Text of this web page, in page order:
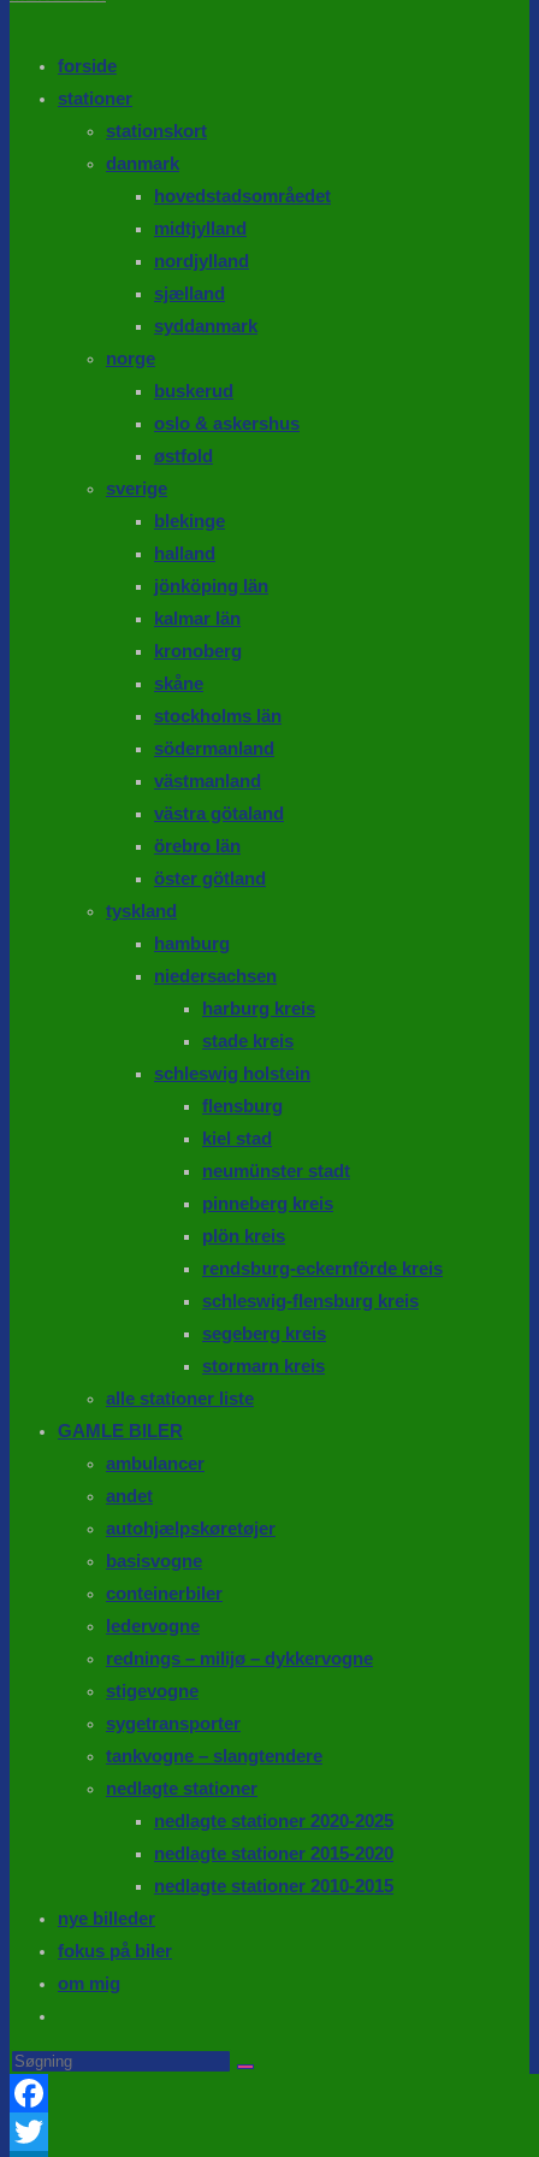
forside
stationer
stationskort
danmark
hovedstadsområedet
midtjylland
nordjylland
sjælland
syddanmark
norge
buskerud
oslo & askershus
østfold
sverige
blekinge
halland
jönköping län
kalmar län
kronoberg
skåne
stockholms län
södermanland
västmanland
västra götaland
örebro län
öster götland
tyskland
hamburg
niedersachsen
harburg kreis
stade kreis
schleswig holstein
flensburg
kiel stad
neumünster stadt
pinneberg kreis
plön kreis
rendsburg-eckernförde kreis
schleswig-flensburg kreis
segeberg kreis
stormarn kreis
alle stationer liste
GAMLE BILER
ambulancer
andet
autohjælpskøretøjer
basisvogne
conteinerbiler
ledervogne
rednings – milijø – dykkervogne
stigevogne
sygetransporter
tankvogne – slangtendere
nedlagte stationer
nedlagte stationer 2020-2025
nedlagte stationer 2015-2020
nedlagte stationer 2010-2015
nye billeder
fokus på biler
om mig
website
Search
this
website
Facebook